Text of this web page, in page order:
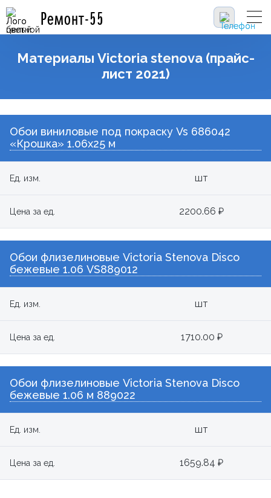
Ремонт-55
Материалы Victoria stenova (прайс-
лист 2021)
Обои виниловые под покраску Vs 686042
«Крошка» 1.06х25 м
Ед. изм. шт
Цена за ед. 2200.66 ₽
Обои флизелиновые Victoria Stenova Disco
бежевые 1.06 VS889012
Ед. изм. шт
Цена за ед. 1710.00 ₽
Обои флизелиновые Victoria Stenova Disco
бежевые 1.06 м 889022
Ед. изм. шт
Цена за ед. 1659.84 ₽